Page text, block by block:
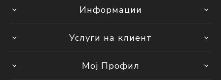
Информации
Услуги на клиент
Мој Профил